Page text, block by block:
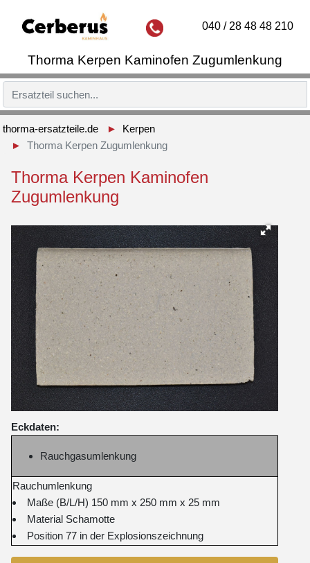
Thorma Kerpen Kaminofen Zugumlenkung
040 / 28 48 48 210
thorma-ersatzteile.de
Kerpen
Thorma Kerpen Zugumlenkung
Thorma Kerpen Kaminofen
Zugumlenkung
Eckdaten:
Rauchgasumlenkung
Rauchumlenkung
Maße (B/L/H) 150 mm x 250 mm x 25 mm
Material Schamotte
Position 77 in der Explosionszeichnung